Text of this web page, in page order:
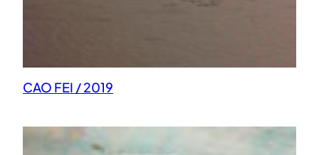
CAO FEI / 2019